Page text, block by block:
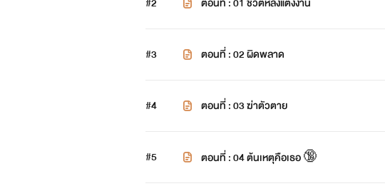
#3 ตอนที่ : 02 ผิดพลาด
#4 ตอนที่ : 03 ฆ่าตัวตาย
#5 ตอนที่ : 04 ต้นเหตุคือเธอ 🔞